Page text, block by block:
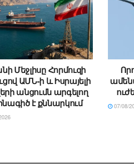
Մեջլիսը Հորմուզի
ԱՄՆ-ի և Իսրայելի
անցումն արգելող
է քննարկում
07/08/